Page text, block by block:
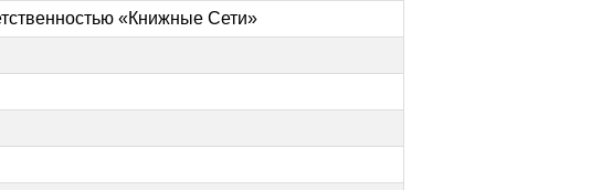
«Книжные Сети»